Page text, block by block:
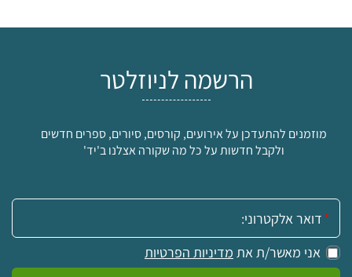
הרשמה לניוזלטר
מוזמנים להתעדכן על אירועים, קורסים, סיורים, ספרים חדשים
ולקבל חדשות על כל מה שקורה אצלנו ב'יד'
אימייל:
אני מאשר/ת את מדיניות הפרטיות